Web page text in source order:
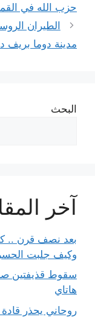
حزب الله في
مدينة دوما
البحث
آخر
بعد نصف قرن ..
وكيف جلبت
سقوط قذيفتين
هاتاي
روحاني يحذر